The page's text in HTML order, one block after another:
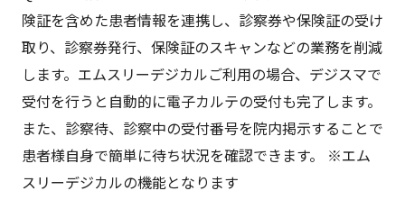
険証を含めた患者情報を連携し、診察券や保険証の受け
取り、診察券発行、保険証のスキャンなどの業務を削減
します。エムスリーデジカルご利用の場合、デジスマで
受付を行うと自動的に電子カルテの受付も完了します。
また、診察待、診察中の受付番号を院内掲示することで
患者様自身で簡単に待ち状況を確認できます。 ※エム
スリーデジカルの機能となります